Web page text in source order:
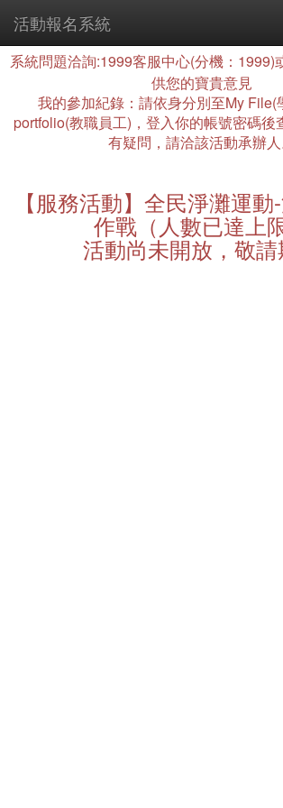
活動報名系統
系統問題洽詢:1999客服中心(分機：1999)
供您的寶貴意見
我的參加紀錄：請依身分別至My File(
portfolio(教職員工)，登入你的帳號密碼後
有疑問，請洽該活動承辦人
【服務活動】全民淨灘運
作戰（人數已達上
活動尚未開放，敬